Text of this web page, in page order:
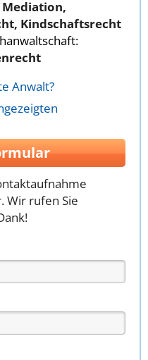
Kindschaftsrecht
Anwalt?
Wir rufen Sie